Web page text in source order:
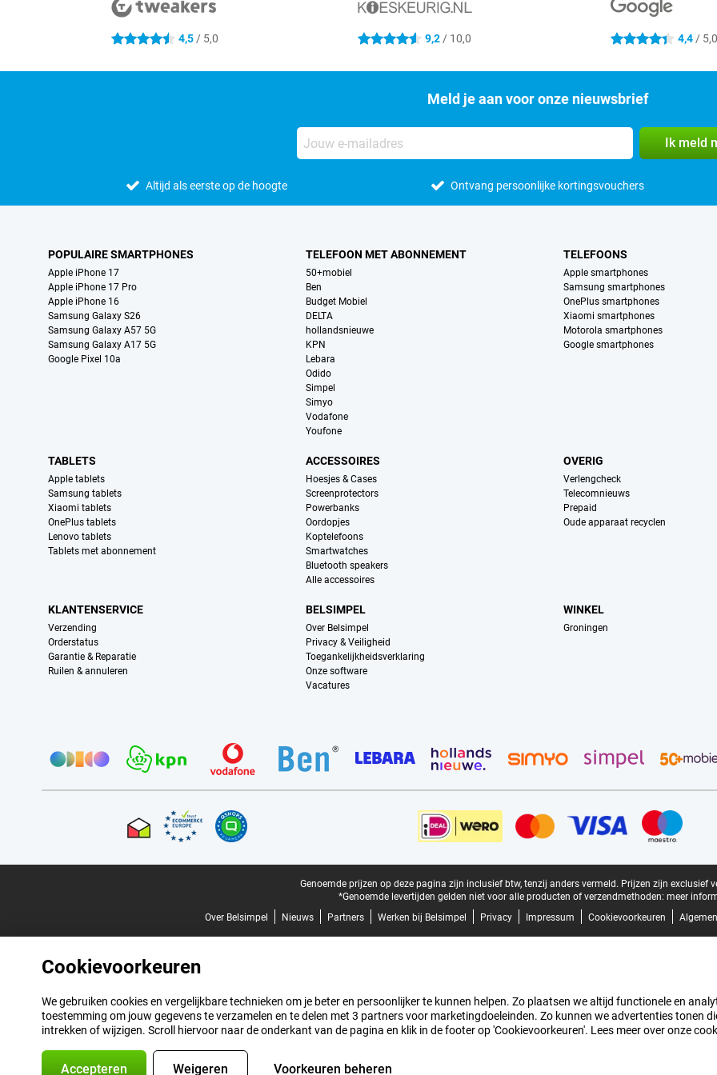
4.5 sterren 4,5/ 5,0 4.6 sterren 9,2/ 10,0 4.4 sterren 4,4 /
Meld je aan voor onze nieuwsbrief
Ik meld
Altijd als eerste op de hoogte Ontvang persoonlijke kortingsvouchers
POPULAIRE SMARTPHONES
Apple iPhone 17
Apple iPhone 17 Pro
Apple iPhone 16
Samsung Galaxy S26
Samsung Galaxy A57 5G
Samsung Galaxy A17 5G
Google Pixel 10a
TELEFOON MET ABONNEMENT
50+mobiel
Ben
Budget Mobiel
DELTA
hollandsnieuwe
KPN
Lebara
Odido
Simpel
Simyo
Vodafone
Youfone
TELEFOONS
Apple smartphones
Samsung smartphones
OnePlus smartphones
Xiaomi smartphones
Motorola smartphones
Google smartphones
TABLETS
Apple tablets
Samsung tablets
Xiaomi tablets
OnePlus tablets
Lenovo tablets
Tablets met abonnement
ACCESSOIRES
Hoesjes & Cases
Screenprotectors
Powerbanks
Oordopjes
Koptelefoons
Smartwatches
Bluetooth speakers
Alle accessoires
OVERIG
Verlengcheck
Telecomnieuws
Prepaid
Oude apparaat recyclen
KLANTENSERVICE
Verzending
Orderstatus
Garantie & Reparatie
Ruilen & annuleren
BELSIMPEL
Over Belsimpel
Privacy & Veiligheid
Toegankelijkheidsverklaring
Onze software
Vacatures
WINKEL
Groningen
Genoemde prijzen op deze pagina zijn inclusief btw, tenzij anders vermeld. Prijzen zijn exclusief
*Genoemde levertijden gelden niet voor alle producten of verzendmethoden: meer
Over Belsimpel
Nieuws Partners Werken bij Belsimpel Privacy Impressum Cookievoorkeuren
Cookievoorkeuren
We gebruiken cookies en vergelijkbare technieken om je beter en persoonlijker te kunnen helpen. Zo plaatsen we altijd functionele en
toestemming om jouw gegevens te verzamelen en te delen met 3 partners voor marketingdoeleinden. Zo kunnen we advertenties tonen
intrekken of wijzigen. Scroll hiervoor naar de onderkant van de pagina en klik in de footer op 'Cookievoorkeuren'. Lees meer over onze
Accepteren Weigeren Voorkeuren beheren